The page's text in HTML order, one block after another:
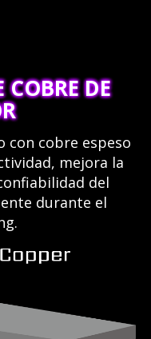
DE
con cobre espeso
mejora la
del
durante el